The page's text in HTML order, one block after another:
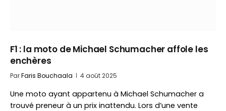
F1 : la moto de Michael Schumacher affole les
enchères
ParFaris Bouchaala 4 août 2025
Une moto ayant appartenu à Michael Schumacher a
trouvé preneur à un prix inattendu. Lors d’une vente